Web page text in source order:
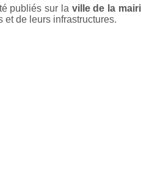
publiés sur la ville de la
de leurs infrastructures.